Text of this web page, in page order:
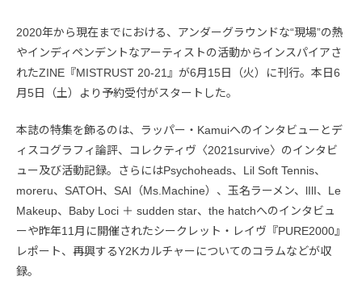
2020年から現在までにおける、アンダーグラウンドな“現場”の熱
やインディペンデントなアーティストの活動からインスパイアさ
れたZINE『MISTRUST 20-21』が6月15日（火）に刊行。本日6
月5日（土）より予約受付がスタートした。
本誌の特集を飾るのは、ラッパー・Kamuiへのインタビューとデ
ィスコグラフィ論評、コレクティヴ〈2021survive〉のインタビ
ュー及び活動記録。さらにはPsychoheads、Lil Soft Tennis、
moreru、SATOH、SAI（Ms.Machine）、玉名ラーメン、lIlI、Le
Makeup、Baby Loci ＋ sudden star、the hatchへのインタビュ
ーや昨年11月に開催されたシークレット・レイヴ『PURE2000』
レポート、再興するY2Kカルチャーについてのコラムなどが収
録。